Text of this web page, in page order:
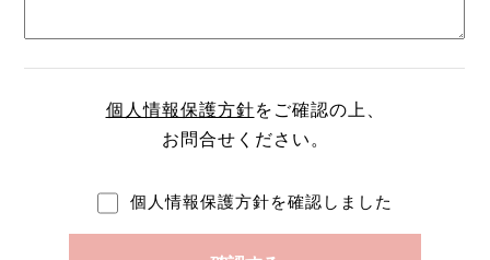
個人情報保護方針をご確認の上、
お問合せください。
個人情報保護方針を確認しました